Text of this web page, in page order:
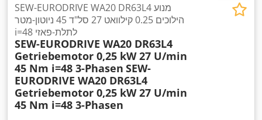
SEW-EURODRIVE WA20 DR63L4 מנוע
הילוכים 0.25 קילוואט 27 סל"ד 45 ניוטון-מטר
i=48 לתלת-פאזי
SEW-EURODRIVE WA20 DR63L4
Getriebemotor 0,25 kW 27 U/min
45 Nm i=48 3-Phasen SEW-
EURODRIVE WA20 DR63L4
Getriebemotor 0,25 kW 27 U/min
45 Nm i=48 3-Phasen